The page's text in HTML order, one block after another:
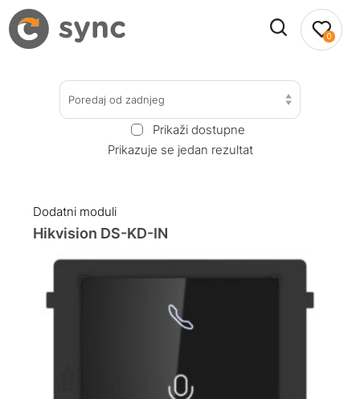
0
Poredaj od zadnjeg
Prikaži dostupne
Prikazuje se jedan rezultat
Dodatni moduli
Hikvision DS-KD-IN